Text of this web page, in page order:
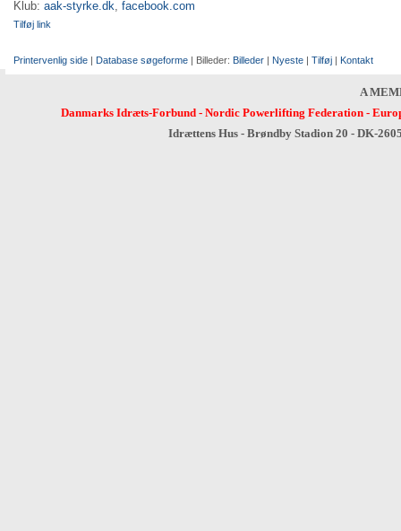
Klub: aak-styrke.dk, facebook.com
Tilføj link
Printervenlig side | Database søgeforme | Billeder: Billeder | Nyeste | Tilføj | Kontakt
A
Danmarks Idræts-Forbund- Nordic Powerlifting Federation-
Idrættens Hus - Brøndby Stadion 20 - DK-